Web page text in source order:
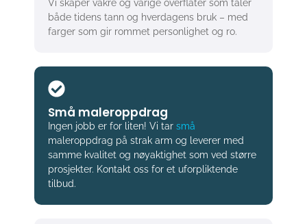
Vi skaper vakre og varige overflater som tåler
både tidens tann og hverdagens bruk – med
farger som gir rommet personlighet og ro.
Små maleroppdrag
Ingen jobb er for liten! Vi tar små
maleroppdrag på strak arm og leverer med
samme kvalitet og nøyaktighet som ved større
prosjekter. Kontakt oss for et uforpliktende
tilbud.